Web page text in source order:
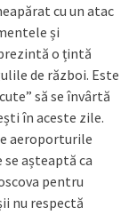
cu un atac
și
o țintă
de război. Este
să se învârtă
în aceste zile.
aeroporturile
așteaptă ca
pentru
nu respectă